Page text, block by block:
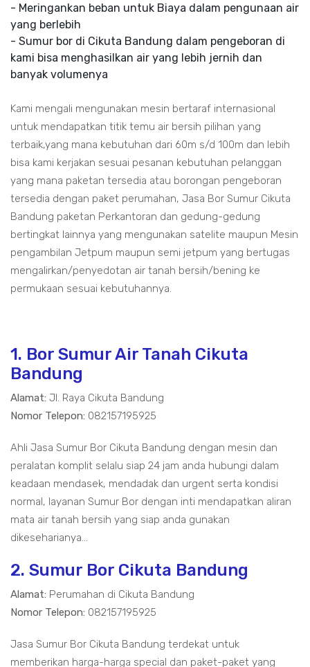
- Meringankan beban untuk Biaya dalam pengunaan air
yang berlebih
- Sumur bor di Cikuta Bandung dalam pengeboran di
kami bisa menghasilkan air yang lebih jernih dan
banyak volumenya
Kami mengali mengunakan mesin bertaraf internasional
untuk mendapatkan titik temu air bersih pilihan yang
terbaik,yang mana kebutuhan dari 60m s/d 100m dan lebih
bisa kami kerjakan sesuai pesanan kebutuhan pelanggan
yang mana paketan tersedia atau borongan pengeboran
tersedia dengan paket perumahan, Jasa Bor Sumur Cikuta
Bandung paketan Perkantoran dan gedung-gedung
bertingkat lainnya yang mengunakan satelite maupun Mesin
pengambilan Jetpum maupun semi jetpum yang bertugas
mengalirkan/penyedotan air tanah bersih/bening ke
permukaan sesuai kebutuhannya.
1. Bor Sumur Air Tanah Cikuta
Bandung
Alamat: Jl. Raya Cikuta Bandung
Nomor Telepon: 082157195925
Ahli Jasa Sumur Bor Cikuta Bandung dengan mesin dan
peralatan komplit selalu siap 24 jam anda hubungi dalam
keadaan mendasek, mendadak dan urgent serta kondisi
normal, layanan Sumur Bor dengan inti mendapatkan aliran
mata air tanah bersih yang siap anda gunakan
dikeseharianya...
2. Sumur Bor Cikuta Bandung
Alamat: Perumahan di Cikuta Bandung
Nomor Telepon: 082157195925
Jasa Sumur Bor Cikuta Bandung terdekat untuk
memberikan harga-harga special dan paket-paket yang